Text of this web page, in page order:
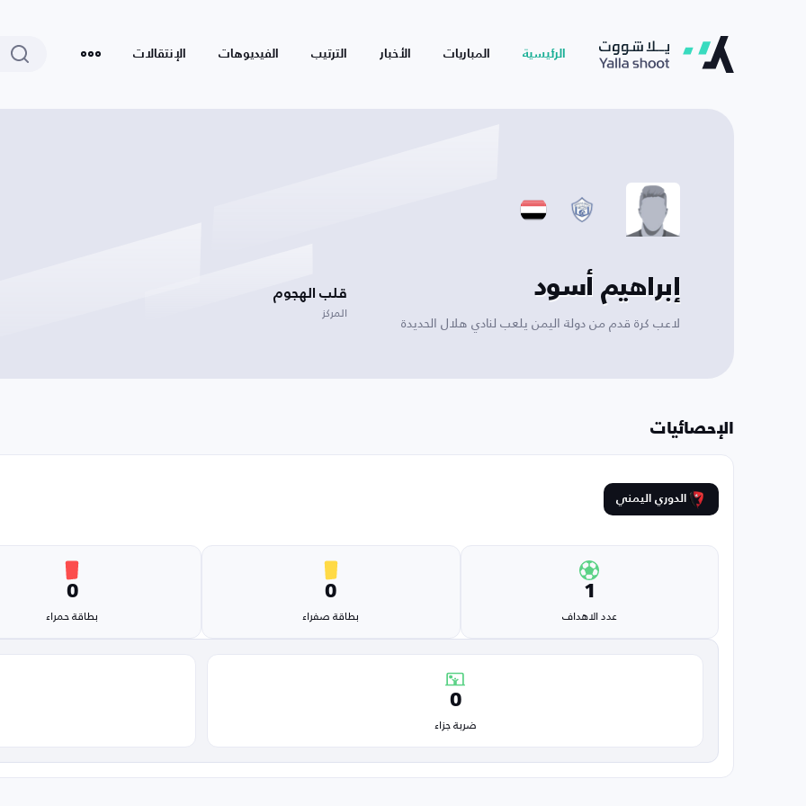
الرئيسية المباريات الأخبار الترتيب الفيديوهات الإنتقالات
إبراهيم أسود
لاعب كرة قدم من دولة اليمن يلعب لنادي هلال الحديدة
قلب الهجوم
المركز
الإحصائيات
الدوري اليمني
1
عدد الاهداف
0
بطاقة صفراء
0
بطاقة حمراء
0
ضربة جزاء